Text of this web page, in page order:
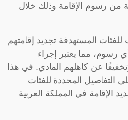
من رسوم الإقامة وذلك خلال
المستهدفة تجديد إقامتهم
مما يعتبر إجراء
عن كاهلهم المادي. في هذا
التفاصيل المحددة للفئات
الإقامة في المملكة العربية